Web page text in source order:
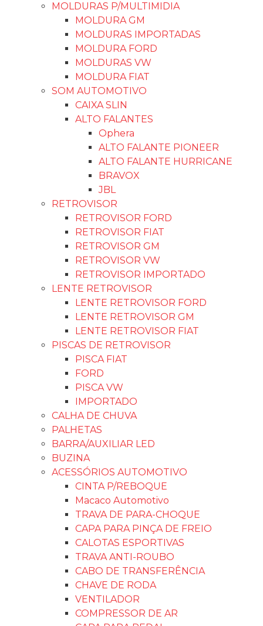
MOLDURAS P/MULTIMIDIA
MOLDURA GM
MOLDURAS IMPORTADAS
MOLDURA FORD
MOLDURAS VW
MOLDURA FIAT
SOM AUTOMOTIVO
CAIXA SLIN
ALTO FALANTES
Ophera
ALTO FALANTE PIONEER
ALTO FALANTE HURRICANE
BRAVOX
JBL
RETROVISOR
RETROVISOR FORD
RETROVISOR FIAT
RETROVISOR GM
RETROVISOR VW
RETROVISOR IMPORTADO
LENTE RETROVISOR
LENTE RETROVISOR FORD
LENTE RETROVISOR GM
LENTE RETROVISOR FIAT
PISCAS DE RETROVISOR
PISCA FIAT
FORD
PISCA VW
IMPORTADO
CALHA DE CHUVA
PALHETAS
BARRA/AUXILIAR LED
BUZINA
ACESSÓRIOS AUTOMOTIVO
CINTA P/REBOQUE
Macaco Automotivo
TRAVA DE PARA-CHOQUE
CAPA PARA PINÇA DE FREIO
CALOTAS ESPORTIVAS
TRAVA ANTI-ROUBO
CABO DE TRANSFERÊNCIA
CHAVE DE RODA
VENTILADOR
COMPRESSOR DE AR